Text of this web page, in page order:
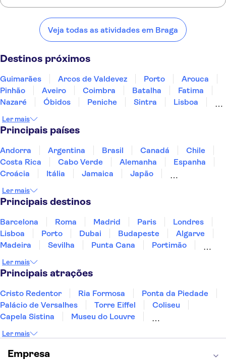
Arcos de Valdevez Pinhão
Veja todas as atividades em Braga
Destinos próximos
Guimarães Arcos de Valdevez Porto
Arouca
Pinhão
Aveiro Coimbra Batalha
Fatima
Nazaré
Óbidos Peniche Sintra
Lisboa
Ler mais
Principais países
Andorra Argentina Brasil Canadá
Chile
Costa Rica
Cabo Verde Alemanha
Espanha
Croácia
Itália Jamaica
Japão
Portugal
Singapura
Ler mais
Principais destinos
Barcelona Roma Madrid Paris
Londres
Lisboa
Porto Dubai Budapeste
Algarve
Madeira
Sevilha Punta Cana
Portimão
Sesimbra
Ler mais
Principais atrações
Cristo Redentor Ria Formosa
Ponta da Piedade
Palácio de Versalhes
Torre Eiffel
Coliseu
Capela Sistina
Museu do Louvre
Torre de Belém
Caminito del Rey
Castelo de São Jorge
Ler mais
Empresa